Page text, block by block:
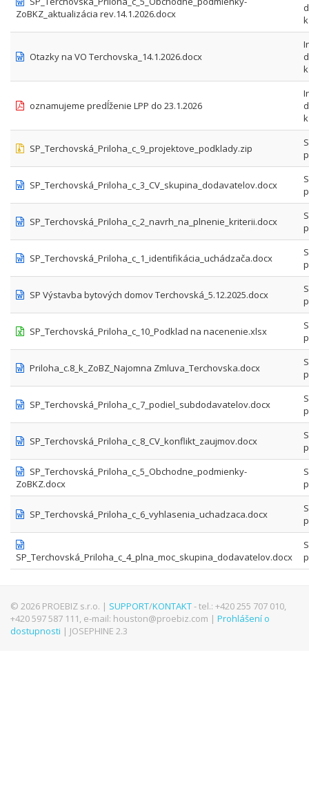
ZoBKZ_aktualizácia rev.14.1.2026.docx
Otazky na VO Terchovska_14.1.2026.docx
oznamujeme predĺženie LPP do 23.1.2026
SP_Terchovská_Priloha_c_9_projektove_podklady.zip
SP_Terchovská_Priloha_c_3_CV_skupina_dodavatelov.docx
SP_Terchovská_Priloha_c_2_navrh_na_plnenie_kriterii.docx
SP_Terchovská_Priloha_c_1_identifikácia_uchádzača.docx
SP Výstavba bytových domov Terchovská_5.12.2025.docx
SP_Terchovská_Priloha_c_10_Podklad na nacenenie.xlsx
Priloha_c.8_k_ZoBZ_Najomna Zmluva_Terchovska.docx
SP_Terchovská_Priloha_c_7_podiel_subdodavatelov.docx
SP_Terchovská_Priloha_c_8_CV_konflikt_zaujmov.docx
SP_Terchovská_Priloha_c_5_Obchodne_podmienky-
ZoBKZ.docx
SP_Terchovská_Priloha_c_6_vyhlasenia_uchadzaca.docx
SP_Terchovská_Priloha_c_4_plna_moc_skupina_dodavatelov.docx
© 2026 PROEBIZ s.r.o. | SUPPORT/KONTAKT- tel.: +420 255 707 010,
+420 597 587 111, e-mail: houston@proebiz.com | Prohlášení o
dostupnosti | JOSEPHINE 2.3